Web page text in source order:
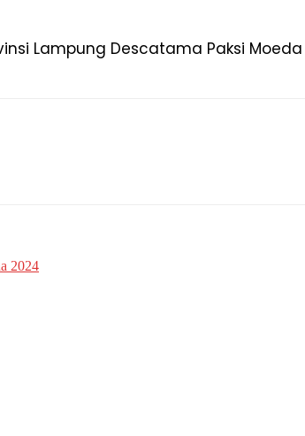
Lampung Descatama Paksi
2024